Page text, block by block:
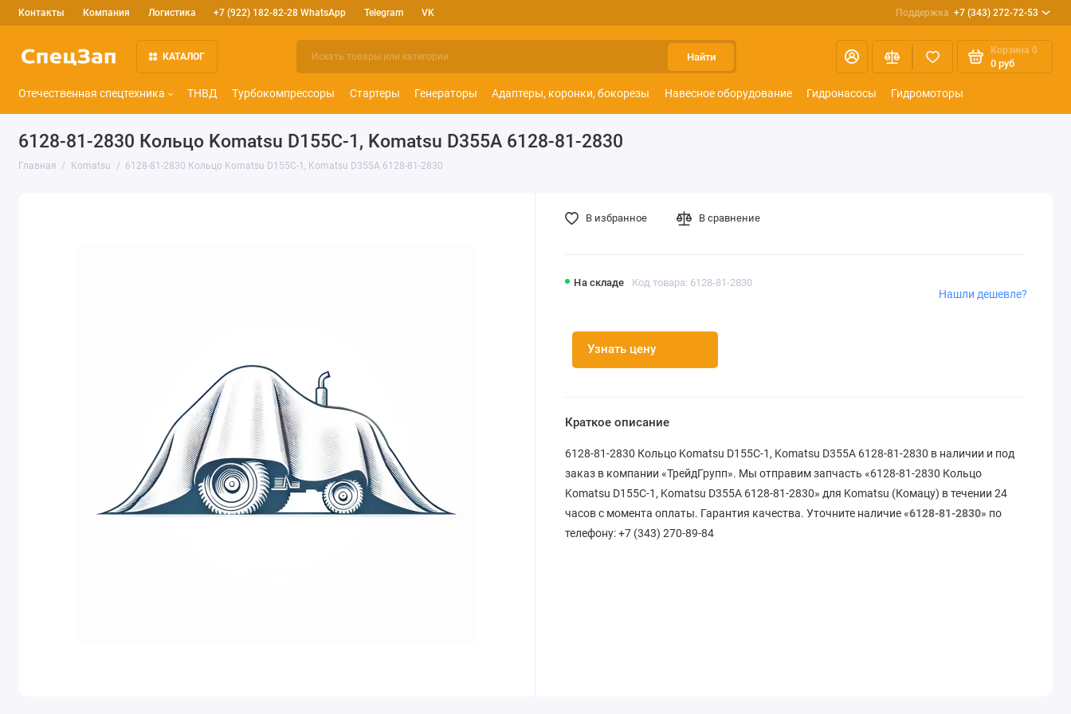
Контакты Компания Логистика +7 (922) 182-82-28 WhatsApp Telegram VK Поддержка +7 (343) 272-72-53
КАТАЛОГ Найти
Корзина 0
0 руб
Отечественная спецтехника ТНВД Турбокомпрессоры Стартеры Генераторы Адаптеры, коронки, бокорезы Навесное оборудование Гидронасосы Гидромоторы
6128-81-2830 Кольцо Komatsu D155C-1, Komatsu D355A 6128-81-2830
Главная Komatsu 6128-81-2830 Кольцо Komatsu D155C-1, Komatsu D355A 6128-81-2830
На складе Код товара: 6128-81-2830
Узнать цену
Нашли дешевле?
В избранное В сравнение
Краткое описание
6128-81-2830 Кольцо Komatsu D155C-1, Komatsu D355A 6128-81-2830 в наличии и под
заказ в компании «ТрейдГрупп». Мы отправим запчасть «6128-81-2830 Кольцо
Komatsu D155C-1, Komatsu D355A 6128-81-2830» для Komatsu (Комацу) в течении 24
часов с момента оплаты. Гарантия качества. Уточните наличие «6128-81-2830» по
телефону: +7 (343) 270-89-84